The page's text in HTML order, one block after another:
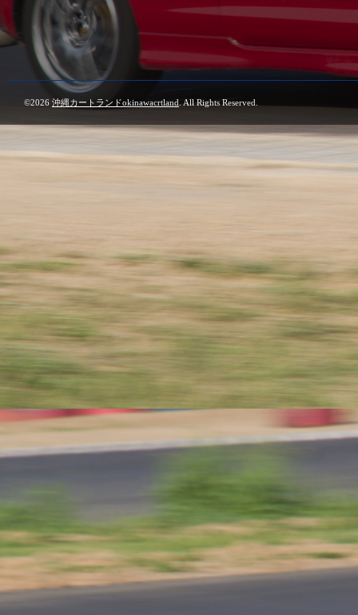
©2026 沖縄カートランドokinawacrtland . All Rights Reserved.